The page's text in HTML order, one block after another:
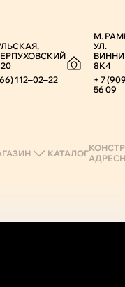
112‒02‒22
М.
УЛ.
8К4
+ 7
56 09
КАТАЛОГ